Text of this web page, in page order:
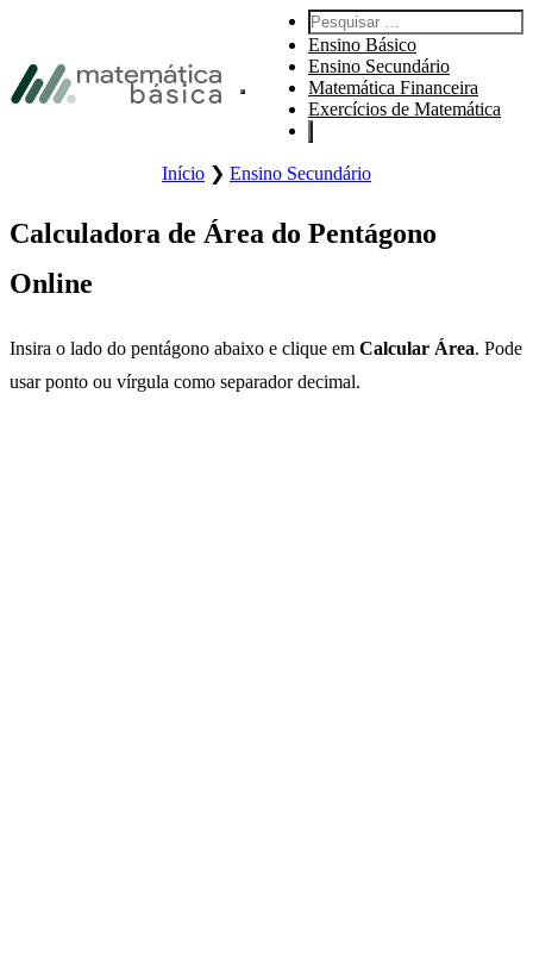
Ir para o rodapé
Abrir o menu principal do sítio.
Pesquisar:
Ensino Básico
Ensino Secundário
Matemática Financeira
Exercícios de Matemática
Início ❯ Ensino Secundário
Calculadora de Área do Pentágono
Online
Insira o lado do pentágono abaixo e clique em Calcular Área. Pode
usar ponto ou vírgula como separador decimal.